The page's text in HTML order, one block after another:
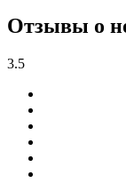
Отзывы о
3.5